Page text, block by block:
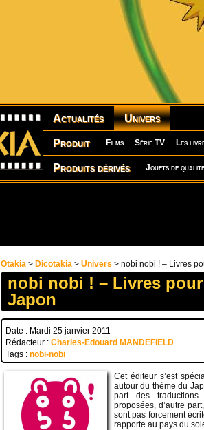
Actualités Univers
Produit Films Série TV Les
Produits dérivés Jouets de qualité
Otakia > Dicotakia > Univers > nobi nobi ! – Livres
nobi nobi ! – Livres
Japon
Date : Mardi 25 janvier 2011
Rédacteur : Charles-Edouard MANDEFIELD
Tags : nobi-nobi
Cet éditeur s’est
autour du thème du
part des
proposées, d’autre
sont pas forcement
rapporte au pays du